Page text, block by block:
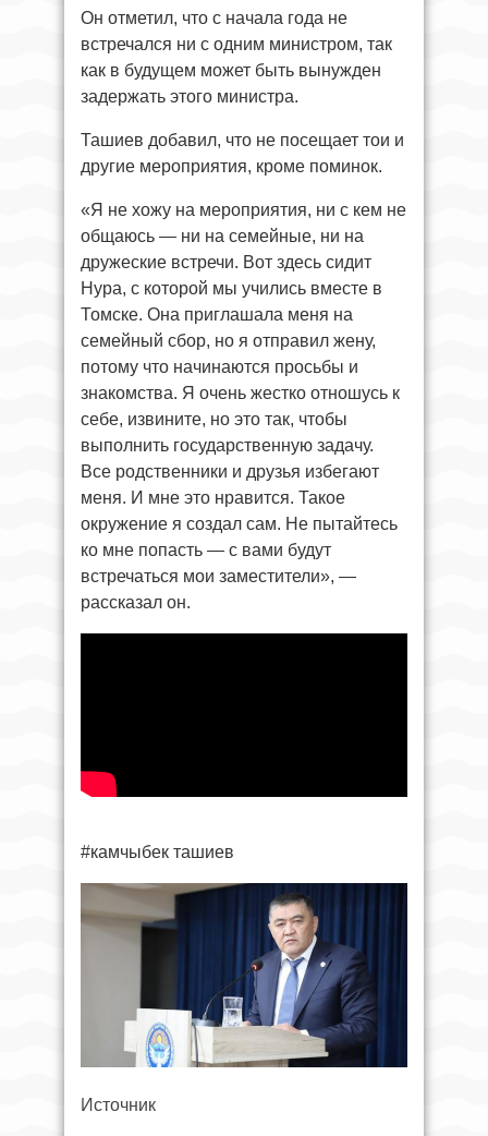
Он отметил, что с начала года не
встречался ни с одним министром, так
как в будущем может быть вынужден
задержать этого министра.
Ташиев добавил, что не посещает тои и
другие мероприятия, кроме поминок.
«Я не хожу на мероприятия, ни с кем не
общаюсь — ни на семейные, ни на
дружеские встречи. Вот здесь сидит
Нура, с которой мы учились вместе в
Томске. Она приглашала меня на
семейный сбор, но я отправил жену,
потому что начинаются просьбы и
знакомства. Я очень жестко отношусь к
себе, извините, но это так, чтобы
выполнить государственную задачу.
Все родственники и друзья избегают
меня. И мне это нравится. Такое
окружение я создал сам. Не пытайтесь
ко мне попасть — с вами будут
встречаться мои заместители», —
рассказал он.
#камчыбек ташиев
Источник